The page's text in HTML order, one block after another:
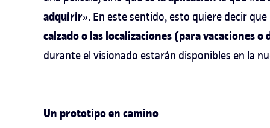
adquirir». En este sentido, esto quiere decir
calzado o las localizaciones (para vacaciones
durante el visionado estarán disponibles en la
Un prototipo en camino